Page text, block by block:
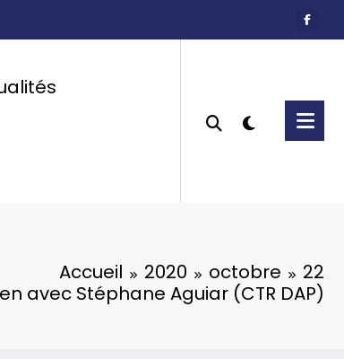
Accueil 2020 octobre
22
avec Stéphane Aguiar (CTR DAP)